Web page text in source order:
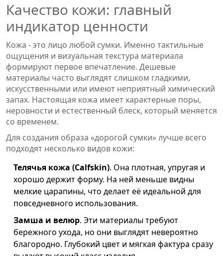
Качество кожи: главный
индикатор ценности
Кожа - это лицо любой сумки. Именно тактильные
ощущения и визуальная текстура материала
формируют первое впечатление. Дешевые
материалы часто выглядят слишком гладкими,
искусственными или имеют неприятный химический
запах. Настоящая кожа имеет характерные поры,
неровности и естественный блеск, который меняется
со временем.
Для создания образа «дорогой сумки» лучше всего
подходят несколько видов кожи:
Телячья кожа (Calfskin). Она плотная, упругая и
хорошо держит форму. На ней меньше видны
мелкие царапины, что делает её идеальной для
повседневного использования.
Замша и велюр. Эти материалы требуют
бережного ухода, но они выглядят невероятно
благородно. Глубокий цвет и мягкая фактура сразу